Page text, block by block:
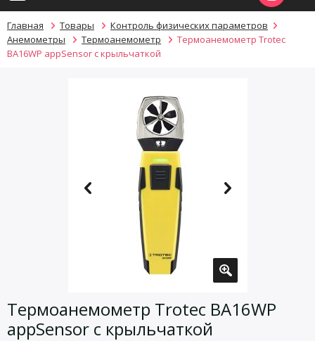
Главная Товары
Контроль физических параметров
Анемометры
Термоанемометр
Термоанемометр Trotec
BA16WP appSensor с крыльчаткой
Термоанемометр Trotec BA16WP
appSensor с крыльчаткой